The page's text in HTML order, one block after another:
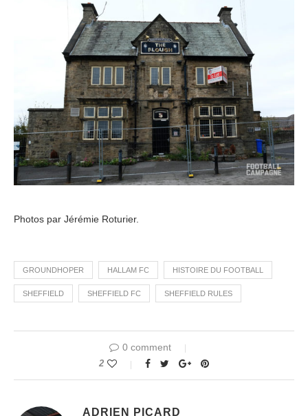
Photos par Jérémie Roturier.
GROUNDHOPER HALLAM FC HISTOIRE DU FOOTBALL
SHEFFIELD SHEFFIELD FC SHEFFIELD RULES
0 comment
2
ADRIEN PICARD